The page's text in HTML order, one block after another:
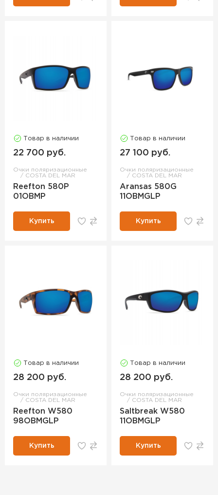
Товар в наличии
22 700 руб.
Очки поляризационные
COSTA DEL MAR
Reefton 580P
01OBMP
Купить
Товар в наличии
27 100 руб.
Очки поляризационные
COSTA DEL MAR
Aransas 580G
11OBMGLP
Купить
Товар в наличии
28 200 руб.
Очки поляризационные
COSTA DEL MAR
Reefton W580
98OBMGLP
Купить
Товар в наличии
28 200 руб.
Очки поляризационные
COSTA DEL MAR
Saltbreak W580
11OBMGLP
Купить